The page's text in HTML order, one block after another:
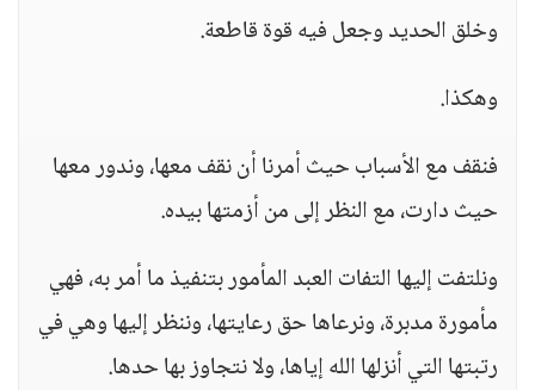
وخلق الحديد وجعل فيه قوة قاطعة.
وهكذا.
فنقف مع الأسباب حيث أمرنا أن نقف معها، وندور معها
حيث دارت، مع النظر إلى من أزمتها بيده.
ونلتفت إليها التفات العبد المأمور بتنفيذ ما أمر به، فهي
مأمورة مدبرة، ونرعاها حق رعايتها، وننظر إليها وهي في
رتبتها التي أنزلها الله إياها، ولا نتجاوز بها حدها.